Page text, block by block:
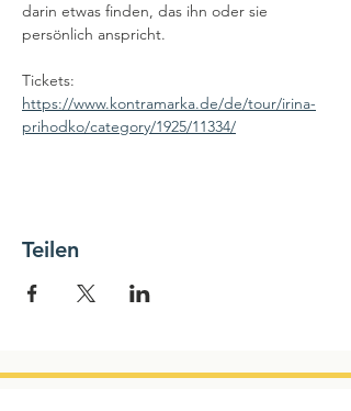
darin etwas finden, das ihn oder sie
persönlich anspricht.
Tickets:
https://www.kontramarka.de/de/tour/irina-
prihodko/category/1925/11334/
Teilen